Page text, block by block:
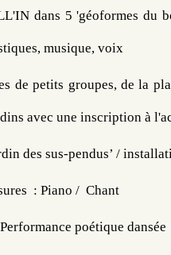
dans 5 'géoformes du
musique, voix
de petits groupes, de la
avec une inscription à
des sus-pendus’ /
: Piano /  Chant
poétique dansée